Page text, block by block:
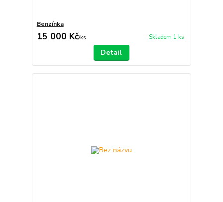
Benzínka
15 000 Kč/ks Skladem 1 ks
Detail